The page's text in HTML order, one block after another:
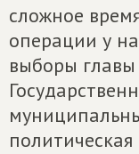
сложное
операции у
выборы